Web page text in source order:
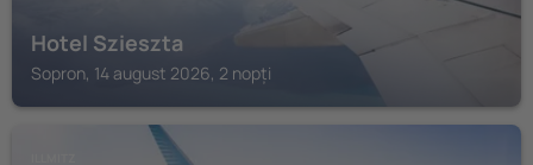
Hotel Szieszta
Sopron, 14 august 2026, 2 nopți